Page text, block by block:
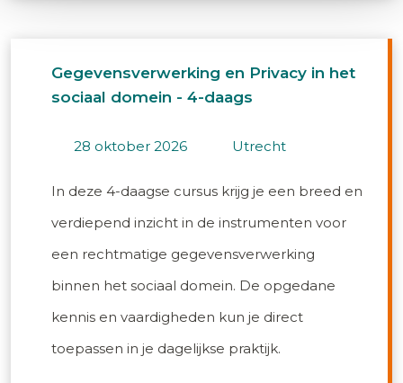
Gegevensverwerking en Privacy in het
sociaal domein - 4-daags
28 oktober 2026 utrecht
In deze 4-daagse cursus krijg je een breed en
verdiepend inzicht in de instrumenten voor
een rechtmatige gegevensverwerking
binnen het sociaal domein. De opgedane
kennis en vaardigheden kun je direct
toepassen in je dagelijkse praktijk.